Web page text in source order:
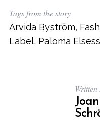
Tags from the story
Arvida Byström,
Label, Paloma
Written